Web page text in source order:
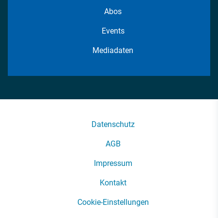
Abos
Events
Mediadaten
Datenschutz
AGB
Impressum
Kontakt
Cookie-Einstellungen